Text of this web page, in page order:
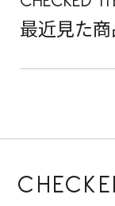
最近見た商